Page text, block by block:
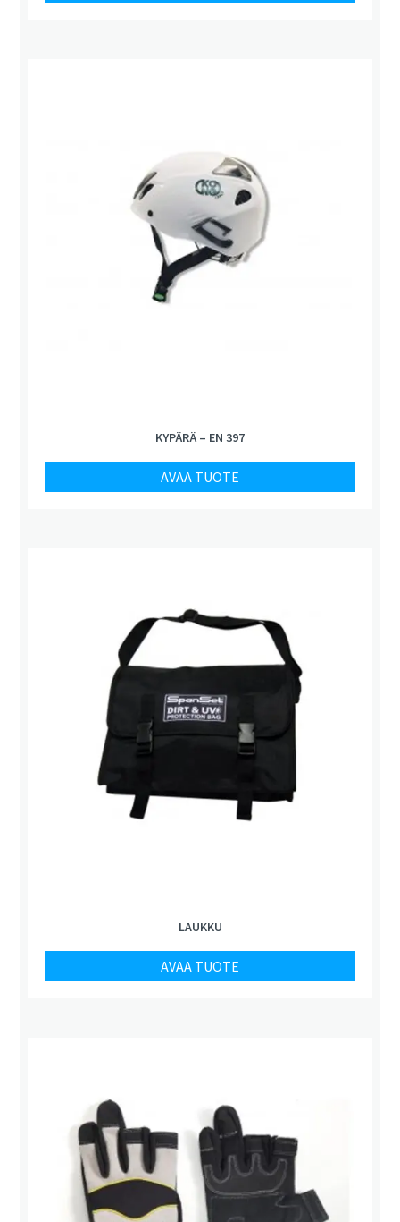
KYPÄRÄ – EN 397
AVAA TUOTE
LAUKKU
AVAA TUOTE